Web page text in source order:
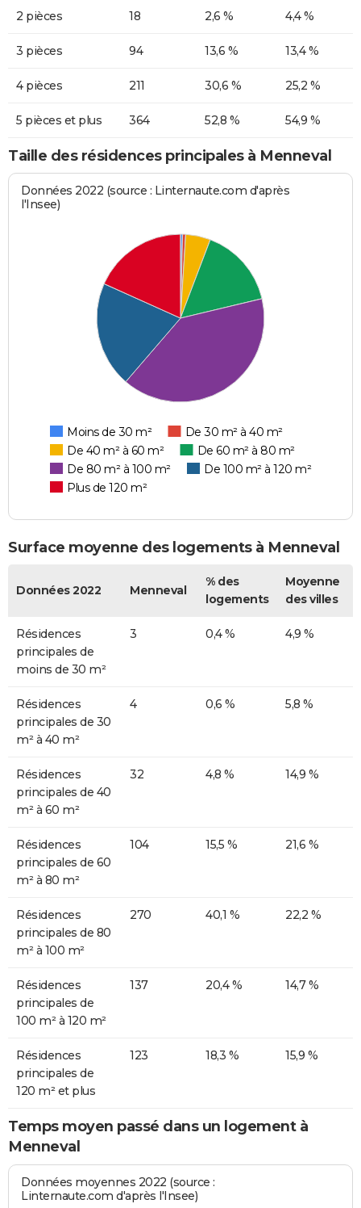
2 pièces 18 2,6 % 4,4 %
3 pièces 94 13,6 % 13,4 %
4 pièces 211 30,6 % 25,2 %
5 pièces et plus 364 52,8 % 54,9 %
Taille des résidences principales à Menneval
Données 2022 (source : Linternaute.com d'après
l'Insee)
Moins de 30 m²
De 30 m² à 40 m²
De 40 m² à 60 m²
De 60 m² à 80 m²
De 80 m² à 100 m²
De 100 m² à 120 m²
Plus de 120 m²
Surface moyenne des logements à Menneval
Données 2022 Menneval
% des
logements
Moyenne
des villes
Résidences
principales de
moins de 30 m²
3 0,4 % 4,9 %
Résidences
principales de 30
m² à 40 m²
4 0,6 % 5,8 %
Résidences
principales de 40
m² à 60 m²
32 4,8 % 14,9 %
Résidences
principales de 60
m² à 80 m²
104 15,5 % 21,6 %
Résidences
principales de 80
m² à 100 m²
270 40,1 % 22,2 %
Résidences
principales de
100 m² à 120 m²
137 20,4 % 14,7 %
Résidences
principales de
120 m² et plus
123 18,3 % 15,9 %
Temps moyen passé dans un logement à
Menneval
Données moyennes 2022 (source :
Linternaute.com d'après l'Insee)